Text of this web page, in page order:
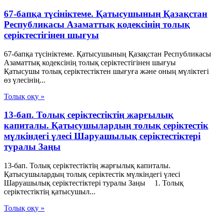
67-бапқа түсініктеме. Қатысушының Қазақстан
Республикасы Азаматтық кодексінің толық
серіктестігінен шығуы
67-бапқа түсініктеме. Қатысушының Қазақстан Республикасы
Азаматтық кодексінің толық серіктестігінен шығуы
Қатысушы толық серіктестіктен шығуға және оның мүліктегі
өз үлесінің...
Толық оқу »
13-бап. Толық серiктестiктiң жарғылық
капиталы. Қатысушылардың толық серiктестiк
мүлкiндегi үлесi Шаруашылық серіктестіктері
туралы Заңы
13-бап. Толық серiктестiктiң жарғылық капиталы.
Қатысушылардың толық серiктестiк мүлкiндегi үлесi
Шаруашылық серіктестіктері туралы Заңы 1. Толық
серiктестiктiң қатысушыл...
Толық оқу »